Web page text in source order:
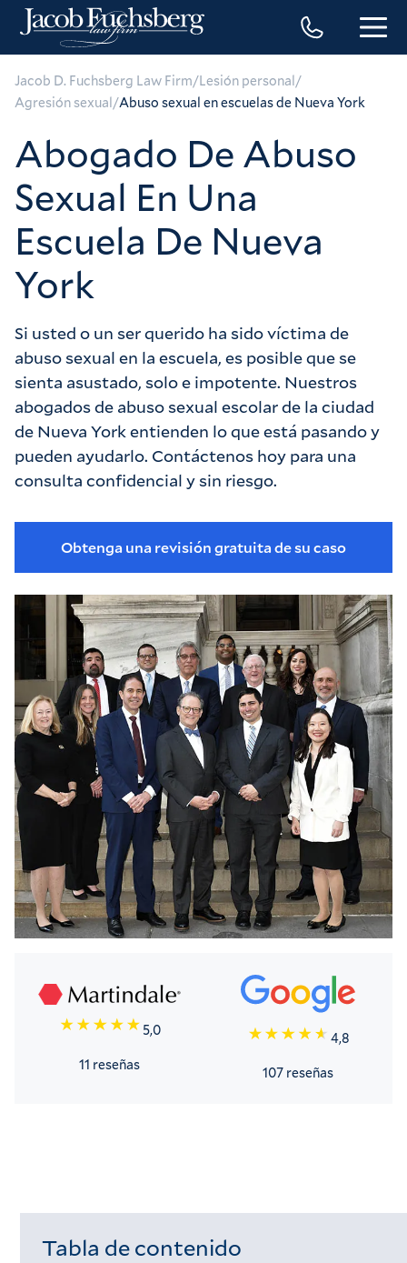
Jacob D. Fuchsberg Law Firm/Lesión personal/
Agresión sexual/Abuso sexual en escuelas de Nueva York
Abogado De Abuso
Sexual En Una
Escuela De Nueva
York
Si usted o un ser querido ha sido víctima de
abuso sexual en la escuela, es posible que se
sienta asustado, solo e impotente. Nuestros
abogados de abuso sexual escolar de la ciudad
de Nueva York entienden lo que está pasando y
pueden ayudarlo. Contáctenos hoy para una
consulta confidencial y sin riesgo.
Obtenga una revisión gratuita de su caso
5,0
11 reseñas
4,8
107 reseñas
Tabla de contenido